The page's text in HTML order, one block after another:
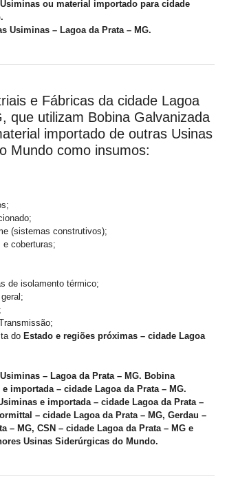
ou material importado para cidade
Usiminas – Lagoa da Prata – MG.
e Fábricas da cidade Lagoa
que utilizam Bobina Galvanizada
importado de outras Usinas
Mundo como insumos:
(sistemas construtivos);
e coberturas;
de isolamento térmico;
do Estado e regiões próximas – cidade Lagoa
– Lagoa da Prata – MG. Bobina
importada – cidade Lagoa da Prata – MG.
e importada – cidade Lagoa da Prata –
– cidade Lagoa da Prata – MG, Gerdau –
– MG, CSN – cidade Lagoa da Prata – MG e
Usinas Siderúrgicas do Mundo.